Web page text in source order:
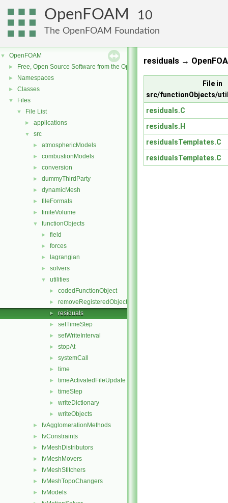
OpenFOAM 10
The OpenFOAM Foundation
▼ OpenFOAM
► Free, Open Source Software from the OpenFOAM Foundation
► Namespaces
► Classes
▼ Files
▼ File List
► applications
▼ src
► atmosphericModels
► combustionModels
► conversion
► dummyThirdParty
► dynamicMesh
► fileFormats
► finiteVolume
▼ functionObjects
► field
► forces
► lagrangian
► solvers
▼ utilities
► codedFunctionObject
► removeRegisteredObject
► residuals
► setTimeStep
► setWriteInterval
► stopAt
► systemCall
► time
► timeActivatedFileUpdate
► timeStep
► writeDictionary
► writeObjects
► fvAgglomerationMethods
► fvConstraints
► fvMeshDistributors
► fvMeshMovers
► fvMeshStitchers
► fvMeshTopoChangers
► fvModels
residuals →
File in
src/functionObjects/
residuals.C
residuals.H
residualsTemplates.C
residualsTemplates.C